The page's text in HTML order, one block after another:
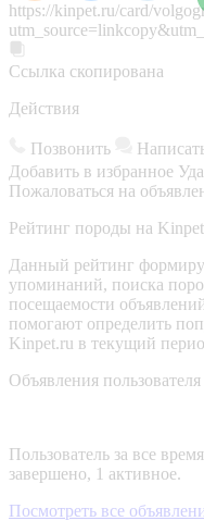
https://kinpet.ru/card/
Ссылка скопирована
Действия
Позвонить
Добавить в избранное
Пожаловаться на
Рейтинг породы на Kinpet
Данный рейтинг
упоминаний, поиска
посещаемости
помогают определить
Kinpet.ru в текущий
Объявления пользователя
Пользователь за все
завершено, 1 активное.
Посмотреть все